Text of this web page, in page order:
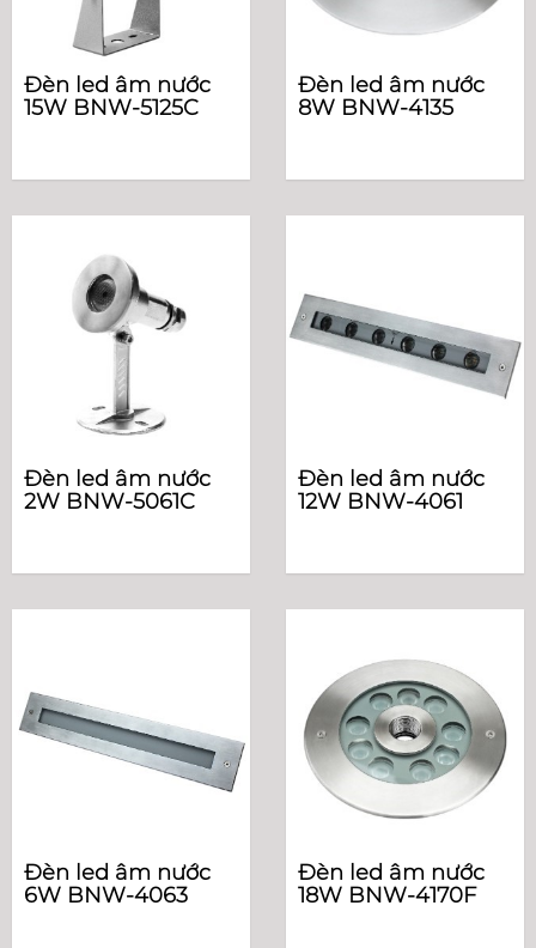
Đèn led âm nước
15W BNW-5125C
Đèn led âm nước
8W BNW-4135
Đèn led âm nước
2W BNW-5061C
Đèn led âm nước
12W BNW-4061
Đèn led âm nước
6W BNW-4063
Đèn led âm nước
18W BNW-4170F